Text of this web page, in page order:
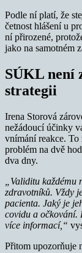
Podle ní platí, že
četnost hlášení u
ní přirozené,
jako na samotném
SÚKL není
strategii
Irena Storová
nežádoucí účinky
vnímání reakce. To
problém na dvě
dva dny.
„Validitu
zdravotníků. Vždy
pacienta. Jaký je
covidu a očkování.
více informací,“
Přitom upozorňuje